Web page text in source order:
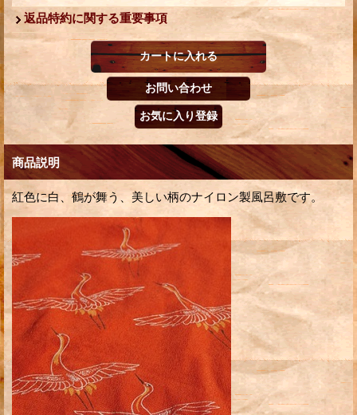
返品特約に関する重要事項
商品説明
紅色に白、鶴が舞う、美しい柄のナイロン製風呂敷です。